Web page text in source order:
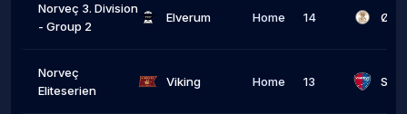
Norveç 3. Division
- Group 2
Elverum Home 14 Ørn
Norveç
Eliteserien
Viking Home 13